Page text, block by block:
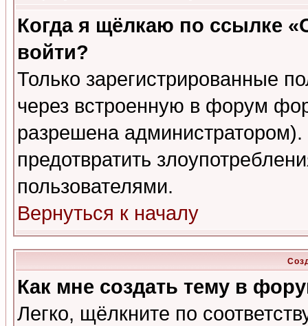
Когда я щёлкаю по ссылке
войти?
Только зарегистрированные
через встроенную в форум
разрешена
предотвратить
пользователями.
Вернуться к началу
Как мне создать тему в
Легко, щёлкните по